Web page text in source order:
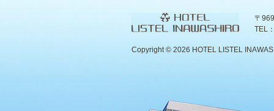
〒
TEL
Copyright © 2026 HOTEL LISTEL